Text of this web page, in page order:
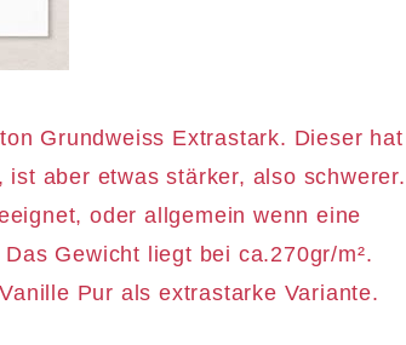
Grundweiss Extrastark. Dieser hat
aber etwas stärker, also schwerer.
oder allgemein wenn eine
Gewicht liegt bei ca.270gr/m².
Pur als extrastarke Variante.